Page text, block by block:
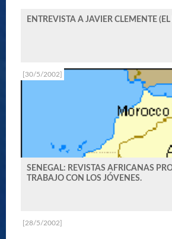
ENTREVISTA A JAVIER CLEMENTE
SENEGAL: REVISTAS AFRICANAS
TRABAJO CON LOS JÓVENES.
[30/5/2002]
[28/5/2002]